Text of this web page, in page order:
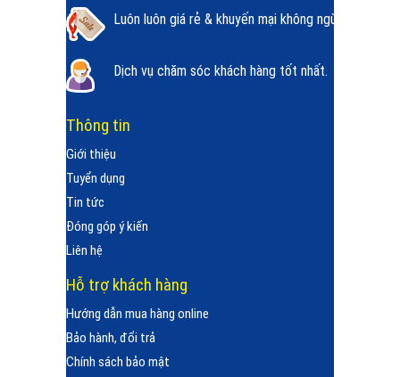
Luôn luôn giá rẻ & khuyến mại không ngừng.
Dịch vụ chăm sóc khách hàng tốt nhất.
Thông tin
Giới thiệu
Tuyển dụng
Tin tức
Đóng góp ý kiến
Liên hệ
Hỗ trợ khách hàng
Hướng dẫn mua hàng online
Bảo hành, đổi trả
Chính sách bảo mật